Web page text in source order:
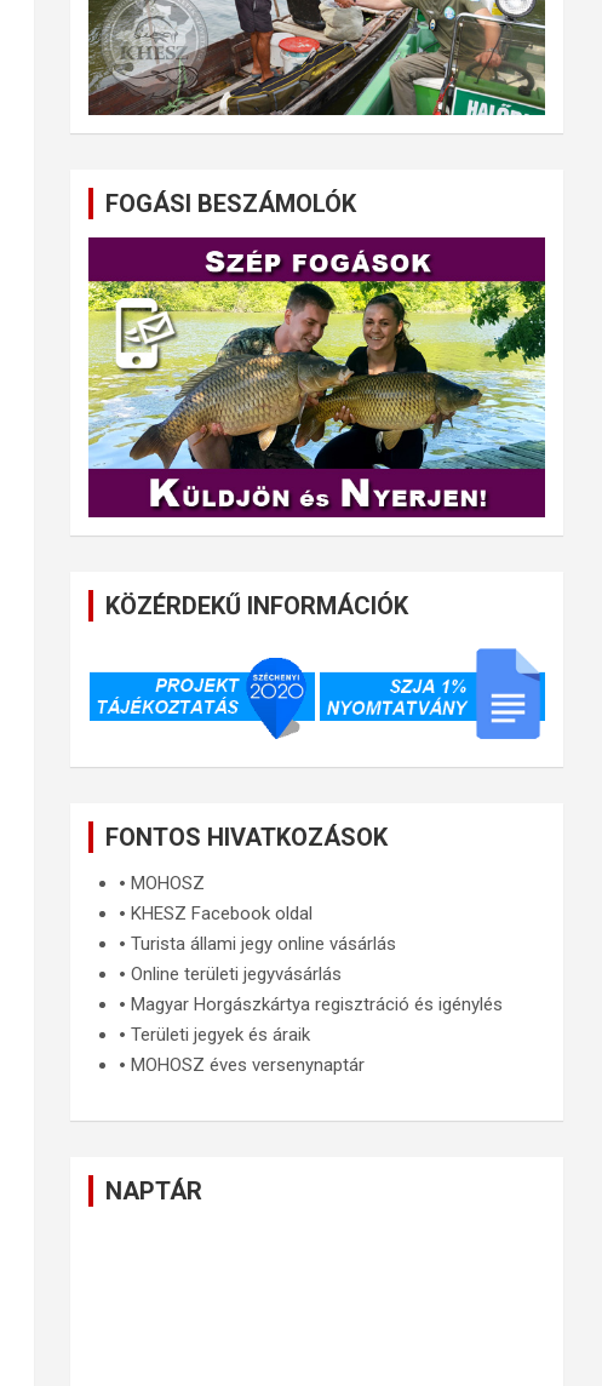
FOGÁSI BESZÁMOLÓK
KÖZÉRDEKŰ INFORMÁCIÓK
FONTOS HIVATKOZÁSOK
🞄MOHOSZ
🞄KHESZ Facebook oldal
🞄Turista állami jegy online vásárlás
🞄Online területi jegyvásárlás
🞄Magyar Horgászkártya regisztráció és igénylés
🞄Területi jegyek és áraik
🞄MOHOSZ éves versenynaptár
NAPTÁR